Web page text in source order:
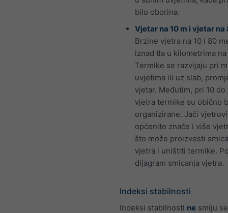
bilo oborina.
Vjetar na 10 m i vjetar na
Brzine vjetra na 10 i 80
iznad tla u kilometrima na
Termike se razvijaju pri
uvjetima ili uz slab,
vjetar. Međutim, pri 10 do
vjetra termike su obično
organizirane. Jači vjetrovi
općenito znače i više
što može proizvesti
vjetra i uništiti termike.
dijagram smicanja vjetra.
Indeksi stabilnosti
Indeksi stabilnosti ne smiju